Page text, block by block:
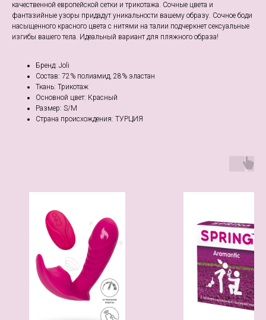
качественной европейской сетки и трикотажа. Сочные цвета и
фантазийные узоры придадут уникальности вашему образу. Сочное боди
насыщенного красного цвета с нитями на талии подчеркнет сексуальные
изгибы вашего тела. Идеальный вариант для пляжного образа!
Бренд: Joli
Состав: 72% полиамид, 28% эластан
Ткань: Трикотаж
Основной цвет: Красный
Размер: S/M
Страна происхождения: ТУРЦИЯ